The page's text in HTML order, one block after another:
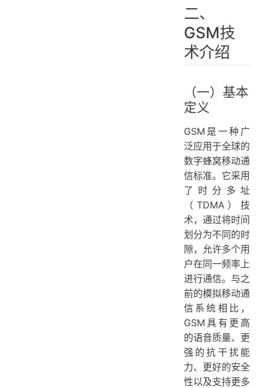
二、
GSM技
术介绍
（一）基本
定义
GSM是一种广
泛应用于全球的
数字蜂窝移动通
信标准。它采用
了时分多址
（TDMA）技
术，通过将时间
划分为不同的时
隙，允许多个用
户在同一频率上
进行通信。与之
前的模拟移动通
信系统相比，
GSM具有更高
的语音质量、更
强的抗干扰能
力、更好的安全
性以及支持更多